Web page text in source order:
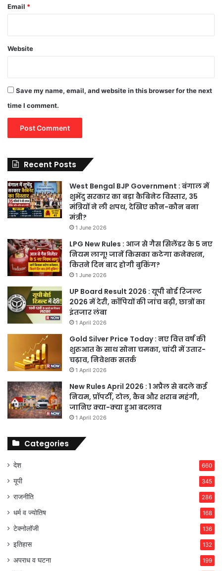
Email *
Website
Save my name, email, and website in this browser for the next
time I comment.
Recent Posts
West Bengal BJP Government : बंगाल में
शुभेंदु सरकार का बड़ा कैबिनेट विस्तार, 35
मंत्रियों ने ली शपथ, देखिए कौन-कौन बना
मंत्री?
1 June 2026
LPG New Rules : आज से गैस सिलेंडर के 5 नए
नियम लागू! जानें किसका कटेगा कनेक्शन,
कितने दिन बाद होगी बुकिंग?
1 June 2026
UP Board Result 2026 : यूपी बोर्ड रिजल्ट
2026 में देरी, कॉपियों की जांच बढ़ी, छात्रों का
इंतजार लंबा
1 April 2026
Gold Silver Price Today : नए वित्त वर्ष की
शुरुआत के साथ सोना चमका, चांदी में उतार-
चढ़ाव, निवेशक सतर्क
1 April 2026
New Rules April 2026 : 1 अप्रैल से बदले कई
नियम, प्रॉपर्टी, टोल, कैब और शराब महंगी,
जानिए क्या-क्या हुआ बदलाव
1 April 2026
Categories
देश 660
यूपी 345
राजनीति 286
धर्म व ज्योतिष 168
टेक्नोलॉजी 136
इतिहास 132
अपराध व घटना 199